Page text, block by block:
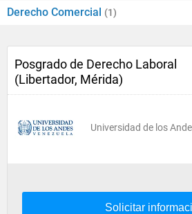
Derecho Comercial (1)
Posgrado de Derecho Laboral
(Libertador, Mérida)
Universidad de los
Solicitar